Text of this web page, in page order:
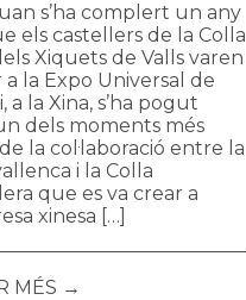
s’ha complert un any
els castellers de la Colla
Xiquets de Valls varen
la Expo Universal de
a la Xina, s’ha pogut
dels moments més
la col·laboració entre la
i la Colla
que es va crear a
xinesa […]
MÉS →